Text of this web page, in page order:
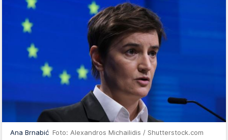
Ana Brnabić Foto: Alexandros Michailidis / Shutterstock.com